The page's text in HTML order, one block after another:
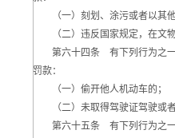
（一）刻划、涂污或者以其他
（二）违反国家规定，在文物
第六十四条 有下列行为之一
罚款：
（一）偷开他人机动车的；
（二）未取得驾驶证驾驶或者
第六十五条 有下列行为之一